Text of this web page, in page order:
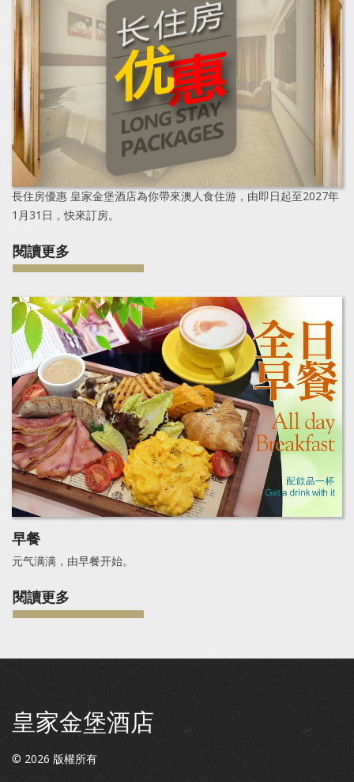
長住房優惠 皇家金堡酒店為你帶來澳人食住游，由即日起至2027年
1月31日，快來訂房。
閱讀更多
早餐
元气满满，由早餐开始。
閱讀更多
皇家金堡酒店
© 2026 版權所有